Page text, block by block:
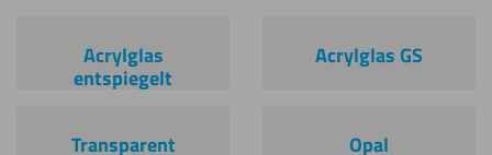
Acrylglas
entspiegelt
Acrylglas GS
Transparent Opal